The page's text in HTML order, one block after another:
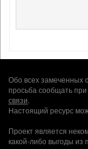
Обо всех замеченных
просьба сообщать
связи.
Настоящий ресурс
Проект является
какой-либо выгоды из